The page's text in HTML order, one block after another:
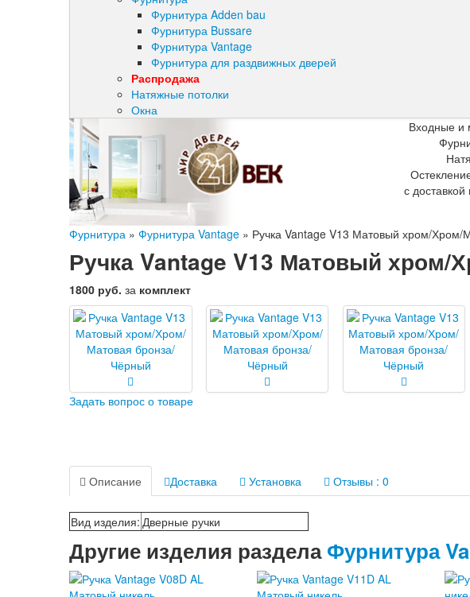
Фурнитура Adden bau
Фурнитура Bussare
Фурнитура Vantage
Фурнитура для раздвижных дверей
Распродажа
Натяжные потолки
Окна
Входные и
с
Фурнитура » Фурнитура Vantage » Ручка Vantage V13 Матовый хром/Хром/
Ручка Vantage V13 Матовый хром/
1800 руб. за комплект
Задать вопрос о товаре
Описание Доставка Установка Отзывы : 0
Вид изделия: Дверные ручки
Другие изделия разделаФурнитура